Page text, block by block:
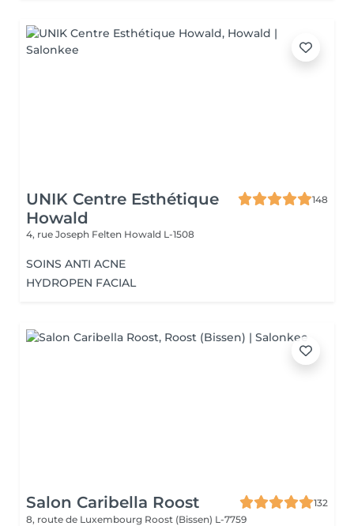
UNIK Centre Esthétique
Howald
148
4, rue Joseph Felten Howald L-1508
SOINS ANTI ACNE
HYDROPEN FACIAL
Salon Caribella Roost
132
8, route de Luxembourg Roost (Bissen) L-7759